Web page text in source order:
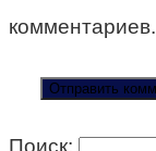
комментариев.
Поиск: